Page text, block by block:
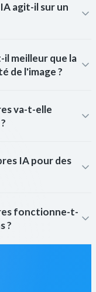
agit-il sur un
meilleur que la
de l'image ?
va-t-elle
IA pour des
fonctionne-t-
?